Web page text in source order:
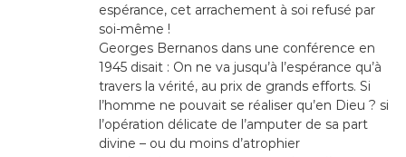
espérance, cet arrachement à soi refusé par
soi-même !
Georges Bernanos dans une conférence en
1945 disait : On ne va jusqu’à l’espérance qu’à
travers la vérité, au prix de grands efforts. Si
l’homme ne pouvait se réaliser qu’en Dieu ? si
l’opération délicate de l’amputer de sa part
divine – ou du moins d’atrophier